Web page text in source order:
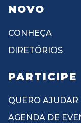
NOVO
CONHEÇA
DIRETÓRIOS
PARTICIPE
QUERO AJUDAR
AGENDA DE